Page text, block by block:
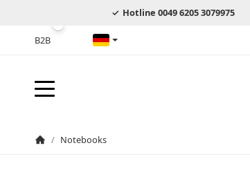
Hotline 0049 6205 3079975
B2B Deutsch
/ Notebooks